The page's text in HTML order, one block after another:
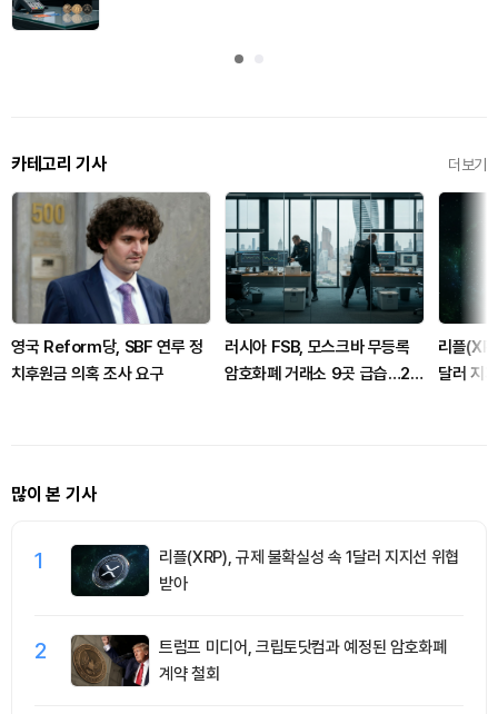
카테고리 기사 더보기
영국 Reform당, SBF 연루 정
치후원금 의혹 조사 요구
러시아 FSB, 모스크바 무등록
암호화폐 거래소 9곳 급습…20
리플
달러 지
많이 본 기사
1
리플(XRP), 규제 불확실성 속 1달러 지지선 위협
받아
2
트럼프 미디어, 크립토닷컴과 예정된 암호화폐
계약 철회